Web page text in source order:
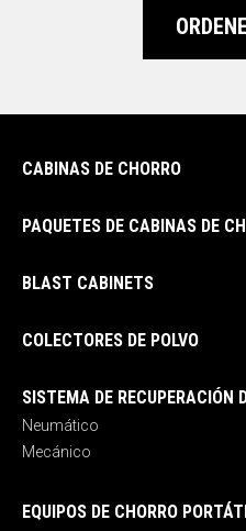
CABINAS DE CHORRO
PAQUETES DE CABINAS DE
BLAST CABINETS
COLECTORES DE POLVO
SISTEMA DE RECUPERACIÓN
Neumático
Mecánico
EQUIPOS DE CHORRO